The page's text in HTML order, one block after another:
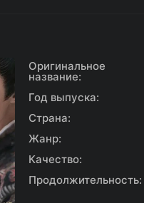
Оригинальное
название:
Год выпуска:
Страна:
Жанр:
Качество:
Продолжительность: